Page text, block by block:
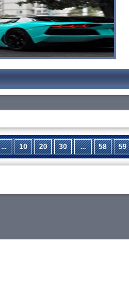
... 10 20 30 ... 58 59